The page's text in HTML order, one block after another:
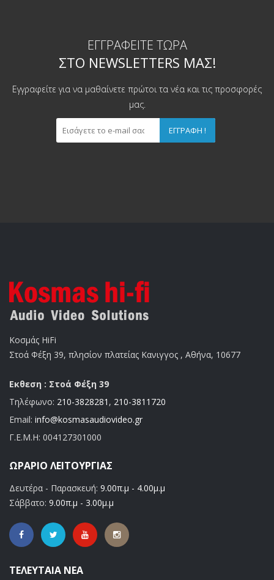
ΕΓΓΡΑΦΕΊΤΕ ΤΏΡΑ
ΣΤΟ NEWSLETTERS ΜΑΣ!
Εγγραφείτε για να μαθαίνετε πρώτοι τα νέα και τις προσφορές
μας.
ΕΓΓΡΑΦΉ !
Κοσμάς HiFi
Στοά Φέξη 39, πλησίον πλατείας Κανιγγος , Αθήνα, 10677
Εκθεση : Στοά Φέξη 39
Τηλέφωνο: 210-3828281 , 210-3811720
Email: info@kosmasaudiovideo.gr
Γ.Ε.Μ.Η: 004127301000
ΩΡΆΡΙΟ ΛΕΙΤΟΥΡΓΊΑΣ
Δευτέρα - Παρασκευή: 9.00π.μ - 4.00μ.μ
Σάββατο: 9.00π.μ - 3.00μ.μ
ΤΕΛΕΥΤΑΊΑ ΝΈΑ